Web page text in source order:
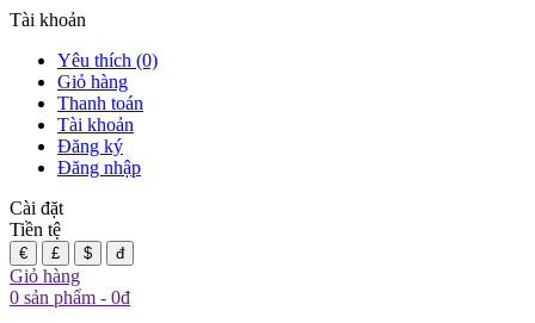
Tài khoản
Yêu thích (0)
Giỏ hàng
Thanh toán
Tài khoản
Đăng ký
Đăng nhập
Cài đặt
Tiền tệ
€ £ $ đ
Giỏ hàng
0 sản phẩm - 0đ